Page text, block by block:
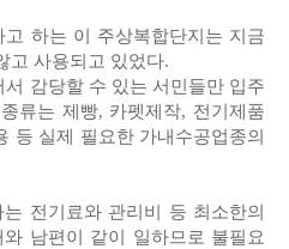
하는 이 주상복합단지는 지금
고 사용되고 있었다.
감당할 수 있는 서민들만 입주
류는 제빵, 카펫제작, 전기제품
등 실제 필요한 가내수공업종의
전기료와 관리비 등 최소한의
남편이 같이 일하므로 불필요